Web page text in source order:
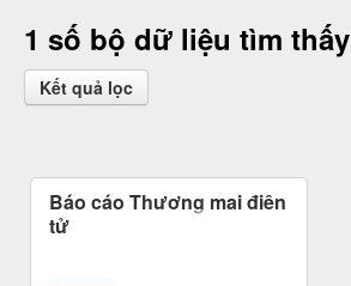
1 số bộ dữ liệu tìm thấy
Kết quả lọc
Báo cáo Thương mại điện
tử